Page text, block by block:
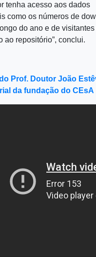
tenha acesso aos dados
como os números de
do ano e de
ao repositório”, conclui.
Prof. Doutor João
da fundação do CEsA